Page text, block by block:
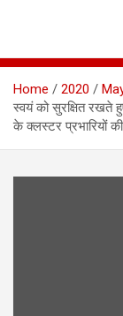
Home 2020
स्वयं को सुरक्षित रखते
के क्लस्टर प्रभारियों